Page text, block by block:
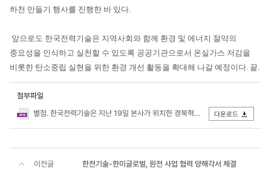
하천 만들기 행사를 진행한 바 있다.
앞으로도 한국전력기술은 지역사회와 함께 환경 및 에너지 절약의
중요성을 인식하고 실천할 수 있도록 공공기관으로서 온실가스 저감을
비롯한 탄소중립 실현을 위한 환경 개선 활동을 확대해 나갈 예정이다. 끝.
첨부파일
별첨. 한국전력기술은 지난 19일 본사가 위치한 경북혁신도시에서 에너지 절약 생활화 캠페인을 실시했다.jpg
다운로드
이전글 한전기술-한미글로벌, 원전 사업 협력 양해각서 체결